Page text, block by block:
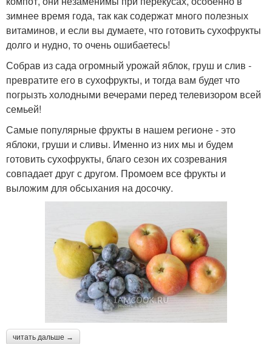
зимнее время года, так как содержат много полезных
витаминов, и если вы думаете, что готовить сухофрукты
долго и нудно, то очень ошибаетесь!
Собрав из сада огромный урожай яблок, груш и слив -
превратите его в сухофрукты, и тогда вам будет что
погрызть холодными вечерами перед телевизором всей
семьей!
Самые популярные фрукты в нашем регионе - это
яблоки, груши и сливы. Именно из них мы и будем
готовить сухофрукты, благо сезон их созревания
совпадает друг с другом. Промоем все фрукты и
выложим для обсыхания на досочку.
читать дальше →